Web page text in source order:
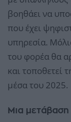
βοηθάει να
που έχει
υπηρεσία.
του φορέα θα
και τοποθετεί
μέσα του 2025.
Μια